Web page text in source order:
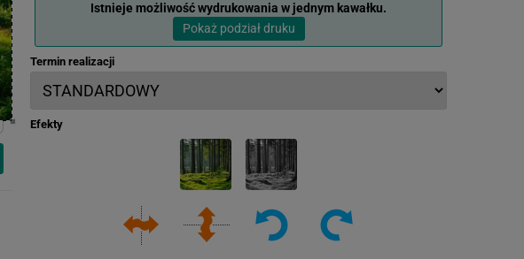
Istnieje możliwość wydrukowania w jednym kawałku.
Pokaż podział druku
Termin realizacji
Efekty